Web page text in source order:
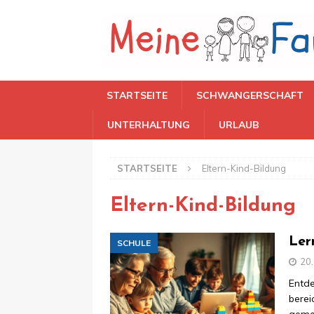
STARTSEITE SCHWANGERSCHAFT
UNTERHALTUNG URLAUB
STARTSEITE Eltern-Kind-Bildung
Eltern-Kind-Bildung
SCHULE